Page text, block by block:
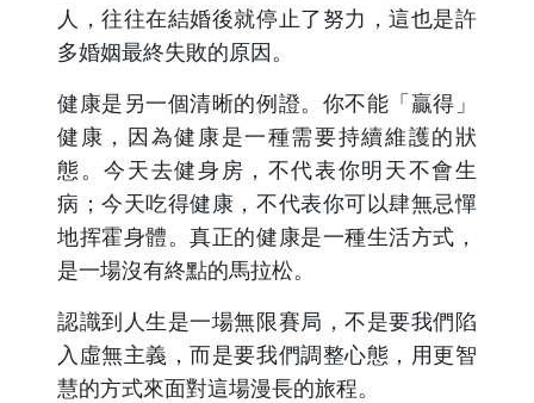
人，往往在結婚後就停止了努力，這也是許
多婚姻最終失敗的原因。
健康是另一個清晰的例證。你不能「贏得」
健康，因為健康是一種需要持續維護的狀
態。今天去健身房，不代表你明天不會生
病；今天吃得健康，不代表你可以肆無忌憚
地挥霍身體。真正的健康是一種生活方式，
是一場沒有終點的馬拉松。
認識到人生是一場無限賽局，不是要我們陷
入虛無主義，而是要我們調整心態，用更智
慧的方式來面對這場漫長的旅程。